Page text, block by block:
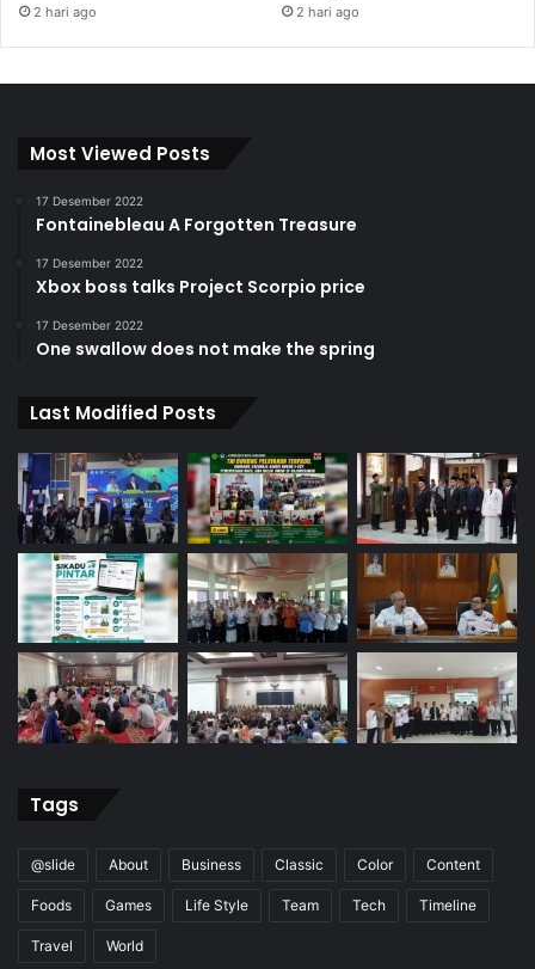
2 hari ago 2 hari ago
Most Viewed Posts
17 Desember 2022
Fontainebleau A Forgotten Treasure
17 Desember 2022
Xbox boss talks Project Scorpio price
17 Desember 2022
One swallow does not make the spring
Last Modified Posts
Tags
@slide About Business Classic Color Content
Foods Games Life Style Team Tech Timeline
Travel World